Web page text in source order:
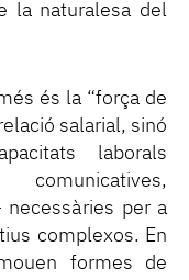
la naturalesa del
és la “força de
salarial, sinó
laborals
necessàries per a
complexos. En
formes de